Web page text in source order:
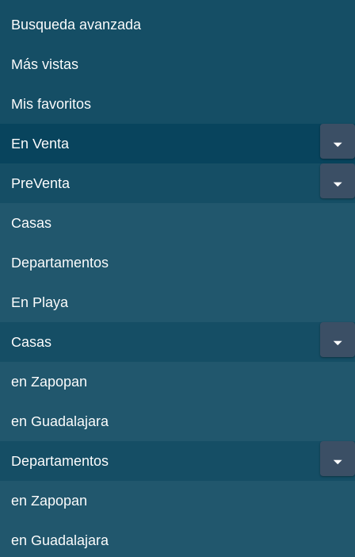
Busqueda avanzada
Más vistas
Mis favoritos
En Venta
PreVenta
Casas
Departamentos
En Playa
Casas
en Zapopan
en Guadalajara
Departamentos
en Zapopan
en Guadalajara